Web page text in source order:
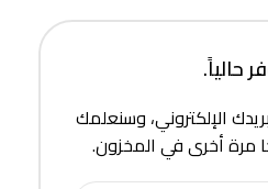
حالياً.
الإلكتروني، وسنعلمك
مرة أخرى في المخزون.